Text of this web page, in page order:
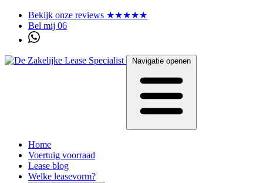
Bekijk onze reviews ★★★★★
Bel mij 06
Navigatie openen
Home
Voertuig voorraad
Lease blog
Welke leasevorm?